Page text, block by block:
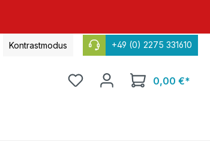
Kontrastmodus +49 (0) 2275 331610
0,00 €*